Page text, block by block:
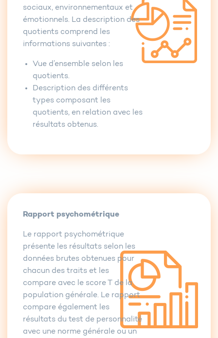
sociaux, environnementaux et
émotionnels. La description des
quotients comprend les
informations suivantes :
Vue d’ensemble selon les
quotients.
Description des différents
types composant les
quotients, en relation avec les
résultats obtenus.
Rapport psychométrique
Le rapport psychométrique
présente les résultats selon les
données brutes obtenues pour
chacun des traits et les
compare avec le score T de la
population générale. Le rapport
compare également les
résultats du test de personnalité
avec une norme générale ou un